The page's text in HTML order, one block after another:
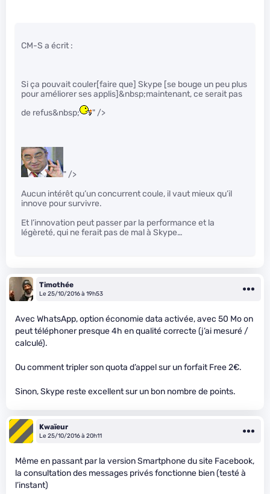
CM-S a écrit :
Si ça pouvait couler[faire que] Skype [se bouge un peu plus
pour améliorer ses applis]&nbsp;maintenant, ce serait pas
de refus&nbsp;
" />
" />
Aucun intérêt qu’un concurrent coule, il vaut mieux qu’il
innove pour survivre.
Et l’innovation peut passer par la performance et la
légèreté, qui ne ferait pas de mal à Skype…
Timothée
Le 25/10/2016 à 19h53
Avec WhatsApp, option économie data activée, avec 50 Mo on
peut téléphoner presque 4h en qualité correcte (j’ai mesuré /
calculé).
Ou comment tripler son quota d’appel sur un forfait Free 2€.
Sinon, Skype reste excellent sur un bon nombre de points.
Kwaïeur
Le 25/10/2016 à 20h11
Même en passant par la version Smartphone du site Facebook,
la consultation des messages privés fonctionne bien (testé à
l’instant)